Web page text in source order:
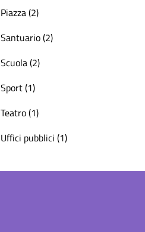
Piazza (2)
Santuario (2)
Scuola (2)
Sport (1)
Teatro (1)
Uffici pubblici (1)